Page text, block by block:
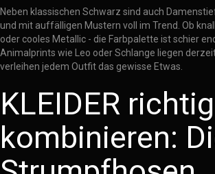
Neben klassischen Schwarz sind auch
und mit auffälligen Mustern voll im Trend. Ob
oder cooles Metallic - die Farbpalette ist schier
Animalprints wie Leo oder Schlange liegen
verleihen jedem Outfit das gewisse Etwas.
KLEIDER richtig
kombinieren: